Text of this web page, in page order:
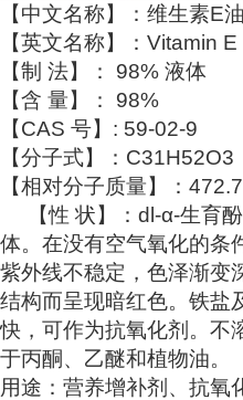
【中文名称】：维生素E
【英文名称】：Vitamin E
【制 法】： 98% 液体
【含 量】： 98%
【CAS 号】: 59-02-9
【分子式】：C31H52O3
【相对分子质量】：
【性 状】：dl-α-生育
体。在没有空气氧化的条
紫外线不稳定，色泽渐变
结构而呈现暗红色。铁盐
快，可作为抗氧化剂。不
于丙酮、乙醚和植物油。
用途：营养增补剂、抗氧